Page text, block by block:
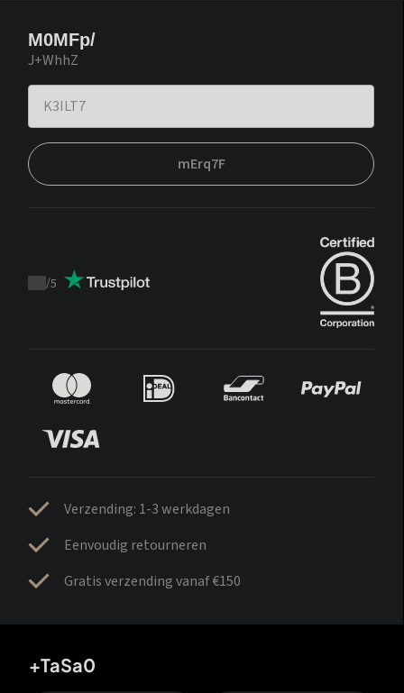
M0MFp/
J+WhhZ
mErq7F
Trustpilot
/5
Verzending: 1-3 werkdagen
Eenvoudig retourneren
Gratis verzending vanaf €150
+TaSa0